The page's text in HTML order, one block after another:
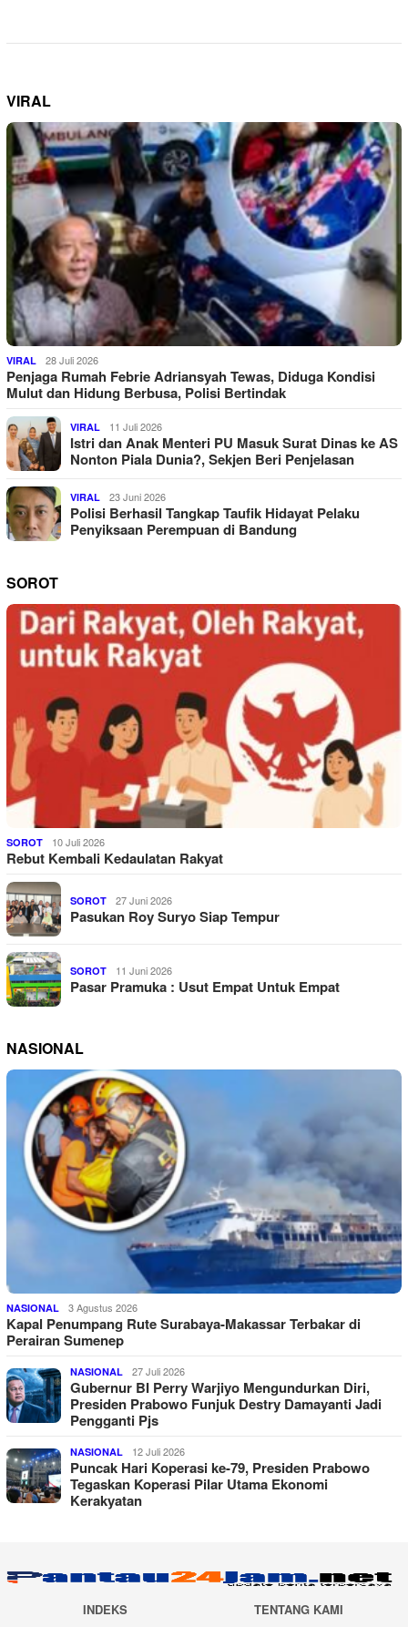
VIRAL
VIRAL 28 Juli 2026
Penjaga Rumah Febrie Adriansyah Tewas, Diduga Kondisi
Mulut dan Hidung Berbusa, Polisi Bertindak
VIRAL 11 Juli 2026
Istri dan Anak Menteri PU Masuk Surat Dinas ke AS
Nonton Piala Dunia?, Sekjen Beri Penjelasan
VIRAL 23 Juni 2026
Polisi Berhasil Tangkap Taufik Hidayat Pelaku
Penyiksaan Perempuan di Bandung
SOROT
SOROT 10 Juli 2026
Rebut Kembali Kedaulatan Rakyat
SOROT 27 Juni 2026
Pasukan Roy Suryo Siap Tempur
SOROT 11 Juni 2026
Pasar Pramuka : Usut Empat Untuk Empat
NASIONAL
NASIONAL 3 Agustus 2026
Kapal Penumpang Rute Surabaya-Makassar Terbakar di
Perairan Sumenep
NASIONAL 27 Juli 2026
Gubernur BI Perry Warjiyo Mengundurkan Diri,
Presiden Prabowo Funjuk Destry Damayanti Jadi
Pengganti Pjs
NASIONAL 12 Juli 2026
Puncak Hari Koperasi ke-79, Presiden Prabowo
Tegaskan Koperasi Pilar Utama Ekonomi
Kerakyatan
INDEKS
TENTANG KAMI